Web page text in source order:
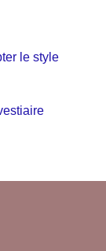
le style